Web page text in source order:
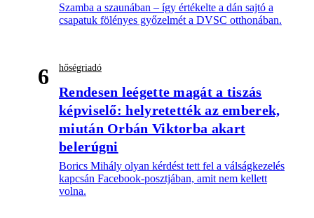
Szamba a szaunában – így értékelte a dán sajtó a
csapatuk fölényes győzelmét a DVSC otthonában.
6 hőségriadó
Rendesen leégette magát a tiszás
képviselő: helyretették az emberek,
miután Orbán Viktorba akart
belerúgni
Borics Mihály olyan kérdést tett fel a válságkezelés
kapcsán Facebook-posztjában, amit nem kellett
volna.